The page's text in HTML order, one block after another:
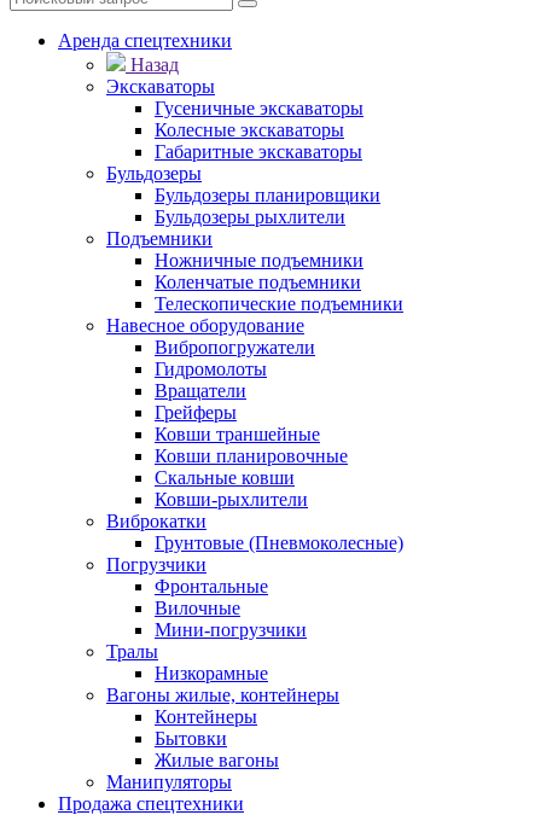
Аренда спецтехники
Назад
Экскаваторы
Гусеничные экскаваторы
Колесные экскаваторы
Габаритные экскаваторы
Бульдозеры
Бульдозеры планировщики
Бульдозеры рыхлители
Подъемники
Ножничные подъемники
Коленчатые подъемники
Телескопические подъемники
Навесное оборудование
Вибропогружатели
Гидромолоты
Вращатели
Грейферы
Ковши траншейные
Ковши планировочные
Скальные ковши
Ковши-рыхлители
Виброкатки
Грунтовые (Пневмоколесные)
Погрузчики
Фронтальные
Вилочные
Мини-погрузчики
Тралы
Низкорамные
Вагоны жилые, контейнеры
Контейнеры
Бытовки
Жилые вагоны
Манипуляторы
Продажа спецтехники